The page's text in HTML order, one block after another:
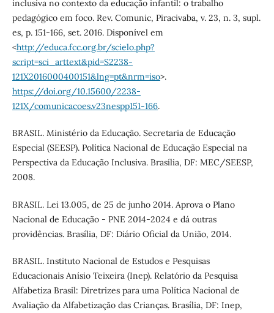
inclusiva no contexto da educação infantil: o trabalho
pedagógico em foco. Rev. Comunic, Piracivaba, v. 23, n. 3, supl.
es, p. 151-166, set. 2016. Disponível em
<http://educa.fcc.org.br/scielo.php?
script=sci_arttext&pid=S2238-
121X2016000400151&lng=pt&nrm=iso>.
https://doi.org/10.15600/2238-
121X/comunicacoes.v23nespp151-166.
BRASIL. Ministério da Educação. Secretaria de Educação
Especial (SEESP). Política Nacional de Educação Especial na
Perspectiva da Educação Inclusiva. Brasília, DF: MEC/SEESP,
2008.
BRASIL. Lei 13.005, de 25 de junho 2014. Aprova o Plano
Nacional de Educação - PNE 2014-2024 e dá outras
providências. Brasília, DF: Diário Oficial da União, 2014.
BRASIL. Instituto Nacional de Estudos e Pesquisas
Educacionais Anísio Teixeira (Inep). Relatório da Pesquisa
Alfabetiza Brasil: Diretrizes para uma Política Nacional de
Avaliação da Alfabetização das Crianças. Brasília, DF: Inep,